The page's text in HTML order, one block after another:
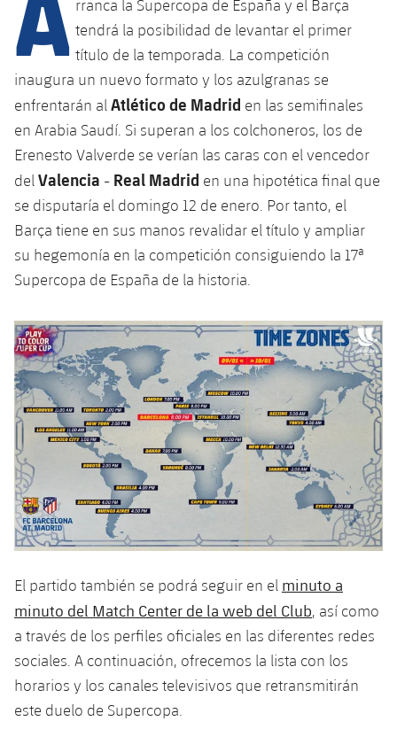
plusicon
más
Instalaciones
Spotify Camp Nou
Palau Blaugrana
Estadi Johan Cruyff
Ciutat Esportiva
La Masia
Servicios
Servicios Médicos
Accesibilidad
plusicon
más
Acreditaciones
Instalaciones
SUB13
SUB12
SUB11 A
SUB10 A
SUB10 B
SUB9 B
SUB8 A
SUB8 B
SUB13 B
SUB12 C
SUB11 C
Entradas
Gameday Shows
Resultados
Clasificación
Jugadores
Palmarés
Base
Barça Atlètic
Junior
Cadete A
Cadete B
Infantil A
Infantil B
Mini
Campus Verano
Primer Equipo
plusicon
más
Actualidad
Calendario
Entradas
Resultados
Clasificaciones
Jugadores
Fotos
Historia
Palmarés
Barça Atlètic
plusicon
más
Actualidad
Calendario
Resultados
Clasificaciones
Jugadores
Fotos
Base
plusicon
más
Actualidad
Juvenil
Cadete A
Cadete B
Infantil A
Infantil B
PLUSICON
MÁS
Actualidad
Calendario
Entradas
Resultados
Clasificaciones
Fotos
Palmarés
Historia
Barça Atlètic
plusicon
más
Actualidad
Calendario
Resultados
Jugadores
Base
plusicon
más
Actualidad
Juvenil
Cadete
Alevín
Campus Verano
PLUSICON
MÁS
Primer equipo
plusicon
más
Actualidad
Calendario
Entradas
Resultados
Barça Atlètic
plusicon
más
Actualidad
Calendario
Resultados
Base
plusicon
más
Actualidad
Campus Verano
rranca la Supercopa de España y el Barça
tendrá la posibilidad de levantar el primer
título de la temporada. La competición
inaugura un nuevo formato y los azulgranas se
enfrentarán al Atlético de Madrid en las semifinales
en Arabia Saudí. Si superan a los colchoneros, los de
Erenesto Valverde se verían las caras con el vencedor
del Valencia - Real Madrid en una hipotética final que
se disputaría el domingo 12 de enero. Por tanto, el
Barça tiene en sus manos revalidar el título y ampliar
su hegemonía en la competición consiguiendo la 17ª
Supercopa de España de la historia.
El partido también se podrá seguir en el minuto a
minuto del Match Center de la web del Club, así como
a través de los perfiles oficiales en las diferentes redes
sociales. A continuación, ofrecemos la lista con los
horarios y los canales televisivos que retransmitirán
este duelo de Supercopa.